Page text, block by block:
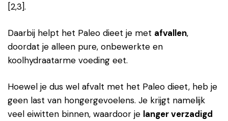
[2,3].
Daarbij helpt het Paleo dieet je met afvallen,
doordat je alleen pure, onbewerkte en
koolhydraatarme voeding eet.
Hoewel je dus wel afvalt met het Paleo dieet, heb je
geen last van hongergevoelens. Je krijgt namelijk
veel eiwitten binnen, waardoor je langer verzadigd